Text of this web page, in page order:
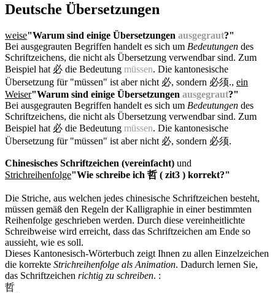
Deutsche Übersetzungen
weise"Warum sind einige Übersetzungen ausgegraut?"
Bei ausgegrauten Begriffen handelt es sich um Bedeutungen des
Schriftzeichens, die nicht als Übersetzung verwendbar sind. Zum
Beispiel hat 必 die Bedeutung müssen. Die kantonesische
Übersetzung für "müssen" ist aber nicht 必, sondern 必须., ein
Weiser"Warum sind einige Übersetzungen ausgegraut?"
Bei ausgegrauten Begriffen handelt es sich um Bedeutungen des
Schriftzeichens, die nicht als Übersetzung verwendbar sind. Zum
Beispiel hat 必 die Bedeutung müssen. Die kantonesische
Übersetzung für "müssen" ist aber nicht 必, sondern 必须.
Chinesisches Schriftzeichen (vereinfacht) und
Strichreihenfolge"Wie schreibe ich 哲 ( zit3 ) korrekt?"
Die Striche, aus welchen jedes chinesische Schriftzeichen besteht,
müssen gemäß den Regeln der Kalligraphie in einer bestimmten
Reihenfolge geschrieben werden. Durch diese vereinheitlichte
Schreibweise wird erreicht, dass das Schriftzeichen am Ende so
aussieht, wie es soll.
Dieses Kantonesisch-Wörterbuch zeigt Ihnen zu allen Einzelzeichen
die korrekte Strichreihenfolge als Animation. Dadurch lernen Sie,
das Schriftzeichen richtig zu schreiben. :
哲